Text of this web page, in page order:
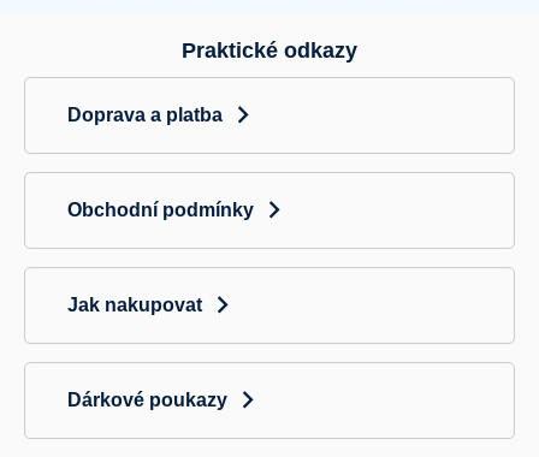
Praktické odkazy
Doprava a platba
Obchodní podmínky
Jak nakupovat
Dárkové poukazy